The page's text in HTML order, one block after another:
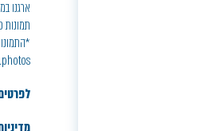
תמונות
photos. כן חשוב שהפנים שלכם יהיו ברורות.
לפרטים: 054-